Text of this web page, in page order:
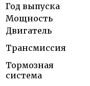
Год выпуска
Мощность
Двигатель
Трансмиссия
Тормозная
система